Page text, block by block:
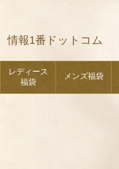
情報1番ドットコム
レディース
福袋
メンズ福袋